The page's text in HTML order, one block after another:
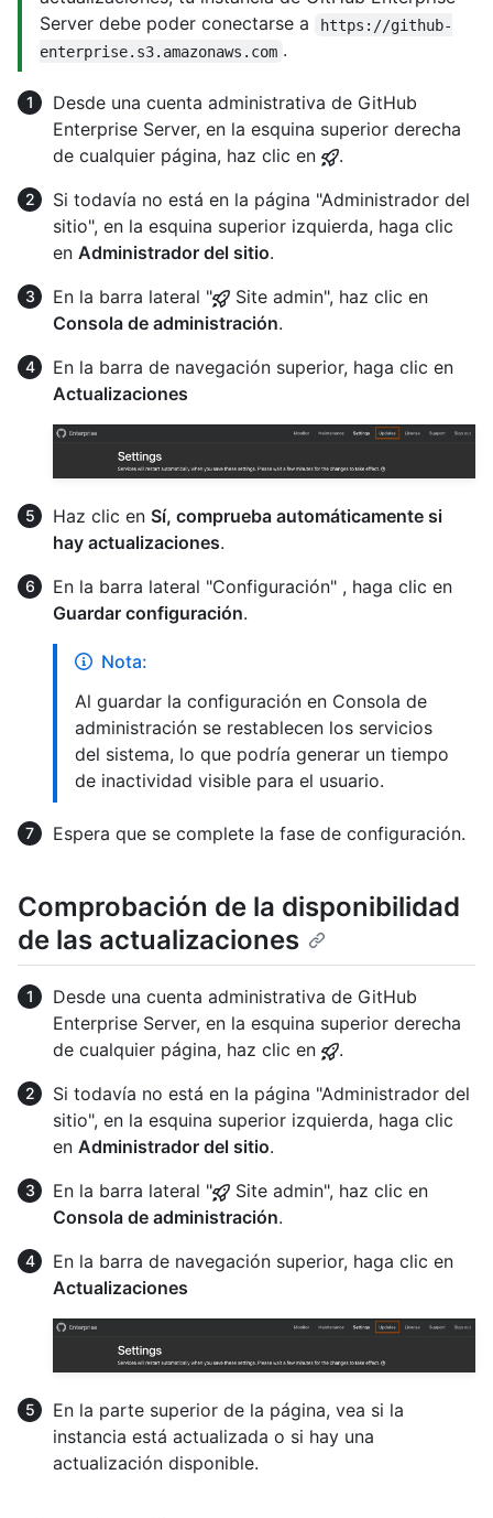
Server debe poder conectarse a
https://github-
enterprise.s3.amazonaws.com .
Desde una cuenta administrativa de GitHub
Enterprise Server, en la esquina superior derecha
de cualquier página, haz clic en
.
Si todavía no está en la página "Administrador del
sitio", en la esquina superior izquierda, haga clic
en Administrador del sitio.
En la barra lateral "
Site admin", haz clic en
Consola de administración.
En la barra de navegación superior, haga clic en
Actualizaciones
Haz clic en Sí, comprueba automáticamente si
hay actualizaciones.
En la barra lateral "Configuración" , haga clic en
Guardar configuración.
Nota:
Al guardar la configuración en Consola de
administración se restablecen los servicios
del sistema, lo que podría generar un tiempo
de inactividad visible para el usuario.
Espera que se complete la fase de configuración.
Comprobación de la disponibilidad
de las actualizaciones
Desde una cuenta administrativa de GitHub
Enterprise Server, en la esquina superior derecha
de cualquier página, haz clic en
.
Si todavía no está en la página "Administrador del
sitio", en la esquina superior izquierda, haga clic
en Administrador del sitio.
En la barra lateral "
Site admin", haz clic en
Consola de administración.
En la barra de navegación superior, haga clic en
Actualizaciones
En la parte superior de la página, vea si la
instancia está actualizada o si hay una
actualización disponible.